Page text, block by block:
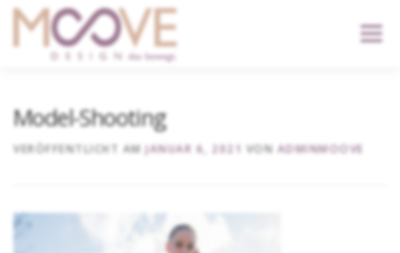
content
Menü
Model-Shooting
VERÖFFENTLICHT AM JANUAR 6, 2021 VON ADMINMOOVE